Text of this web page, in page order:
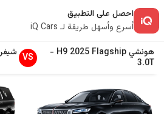
احصل على التطبيق
أسرع وأسهل طريقة لـ iQ Cars
هونشي H9 2025 Flagship
-
3.0T
VS